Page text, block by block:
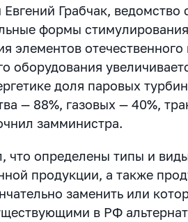
Евгений Грабчак, ведомство
формы
элементов
оборудования
доля паровых
— 88%, газовых — 40%,
замминистра.
что определены типы и
продукции, а также
заменить или
в РФ